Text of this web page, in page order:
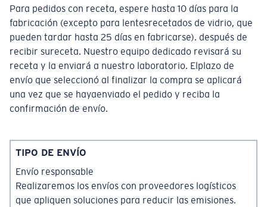
Para pedidos con receta, espere hasta 10 días para la
fabricación (excepto para lentesrecetados de vidrio, que
pueden tardar hasta 25 días en fabricarse). después de
recibir sureceta. Nuestro equipo dedicado revisará su
receta y la enviará a nuestro laboratorio. Elplazo de
envío que seleccionó al finalizar la compra se aplicará
una vez que se hayaenviado el pedido y reciba la
confirmación de envío.
TIPO DE ENVÍO
Envío responsable
Realizaremos los envíos con proveedores logísticos
que apliquen soluciones para reducir las emisiones.